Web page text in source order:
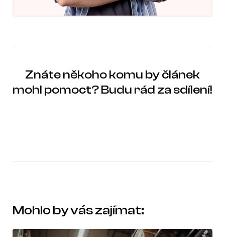
Znáte někoho komu by článek
mohl pomoct? Budu rád za sdílení!
Mohlo by vás zajímat: